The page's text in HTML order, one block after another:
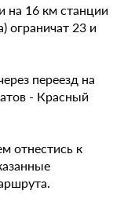
на 16 км станции
ограничат 23 и
переезд на
- Красный
отнестись к